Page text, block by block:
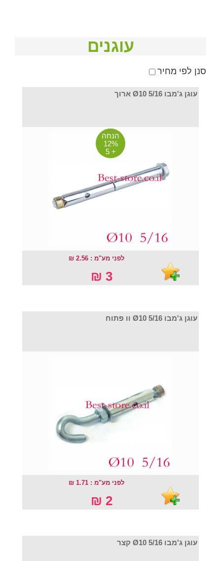
עוגנים
סנן לפי מחיר
עוגן ג'מבו Ø10 5/16 ארוך
הנחה
12%
+ 5
לפני מע"מ : 2.56 ₪
3 ₪
עוגן ג'מבו Ø10 5/16 וו פתוח
לפני מע"מ : 1.71 ₪
2 ₪
עוגן ג'מבו Ø10 5/16 קצר